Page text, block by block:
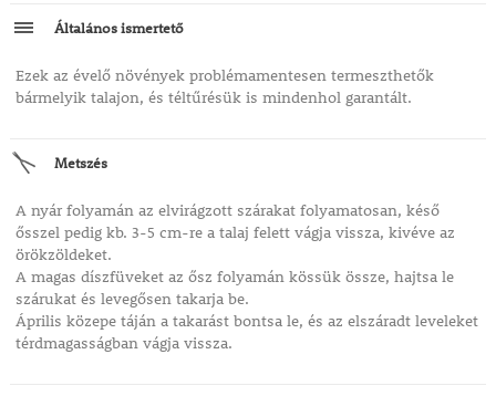
Általános ismertető
Ezek az évelő növények problémamentesen termeszthetők
bármelyik talajon, és téltűrésük is mindenhol garantált.
Metszés
A nyár folyamán az elvirágzott szárakat folyamatosan, késő
ősszel pedig kb. 3-5 cm-re a talaj felett vágja vissza, kivéve az
örökzöldeket.
A magas díszfüveket az ősz folyamán kössük össze, hajtsa le
szárukat és levegősen takarja be.
Április közepe táján a takarást bontsa le, és az elszáradt leveleket
térdmagasságban vágja vissza.